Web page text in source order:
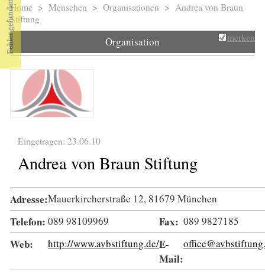
Sie sind hier
Home > Menschen > Organisationen > Andrea von Braun
Stiftung
Organisation merken
Eingetragen: 23.06.10
Andrea von Braun Stiftung
Adresse:Mauerkircherstraße 12, 81679 München
Telefon: 089 98109969 Fax: 089 9827185
Web: http://www.avbstiftung.de/E-
Mail: